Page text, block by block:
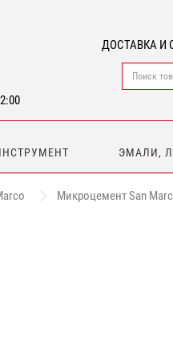
ДОСТАВКА И
ЭМАЛИ,
Микроцемент San